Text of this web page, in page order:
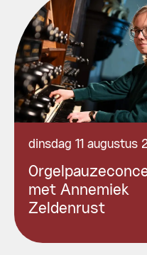
dinsdag 11 augustus
met Annemiek
Zeldenrust